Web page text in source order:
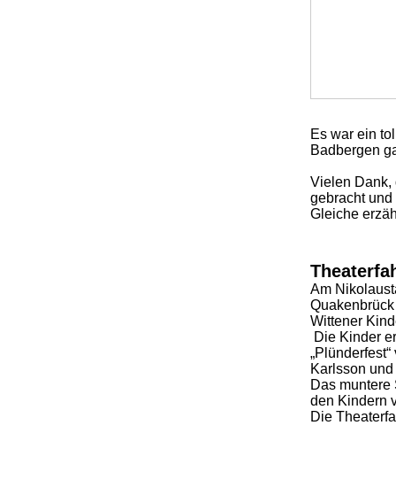
Es war ein
Badbergen
Vielen Dank,
gebracht
Gleiche
Am
Wittener
Die Kinder
Karlsson
Das muntere
den Kindern
Die